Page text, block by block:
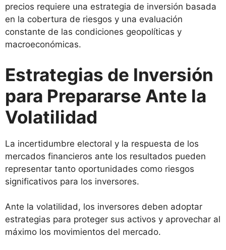
precios requiere una estrategia de inversión basada
en la cobertura de riesgos y una evaluación
constante de las condiciones geopolíticas y
macroeconómicas.
Estrategias de Inversión
para Prepararse Ante la
Volatilidad
La incertidumbre electoral y la respuesta de los
mercados financieros ante los resultados pueden
representar tanto oportunidades como riesgos
significativos para los inversores.
Ante la volatilidad, los inversores deben adoptar
estrategias para proteger sus activos y aprovechar al
máximo los movimientos del mercado.